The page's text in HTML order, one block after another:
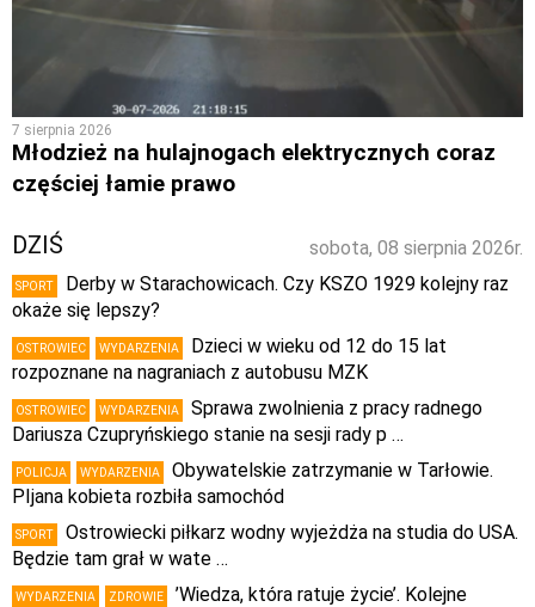
7 sierpnia 2026
Młodzież na hulajnogach elektrycznych coraz
częściej łamie prawo
sobota, 08 sierpnia 2026r.
DZIŚ
SPORT
Derby w Starachowicach. Czy KSZO 1929 kolejny raz
okaże się lepszy?
OSTROWIEC WYDARZENIA
Dzieci w wieku od 12 do 15 lat
rozpoznane na nagraniach z autobusu MZK
OSTROWIEC WYDARZENIA
Sprawa zwolnienia z pracy radnego
Dariusza Czupryńskiego stanie na sesji rady p …
POLICJA WYDARZENIA
Obywatelskie zatrzymanie w Tarłowie.
PIjana kobieta rozbiła samochód
SPORT
Ostrowiecki piłkarz wodny wyjeżdża na studia do USA.
Będzie tam grał w wate …
WYDARZENIA ZDROWIE
’Wiedza, która ratuje życie’. Kolejne